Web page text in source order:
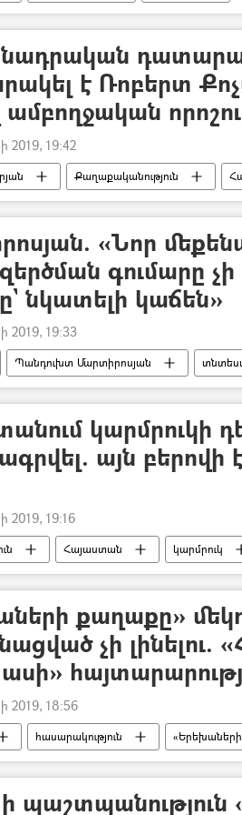
նախարարություն (ԱԻՆ)
է Ռոբերտ
ամբողջական
2019, 19:42
Քաղաքականություն
դատավարություն
«Նոր
գումարը
նկատելի կաճեն»
2019, 19:33
Պանդուխտ Մարտիրոսյան
ավտոմաքսատուն
կարմրուկի
այն բերովի
2019, 19:16
Հայաստան
կարմրուկ
նախարարություն
հիվանդ
քաղաքը»
չի լինելու.
2019, 18:56
հասարակություն
ՀԿ
ՀՀ կառավարություն
պաշտպանություն